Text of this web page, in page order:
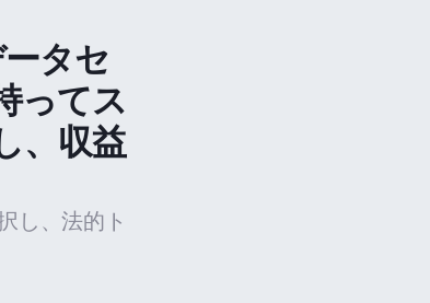
タセ
ってス
、収益
し、法的ト